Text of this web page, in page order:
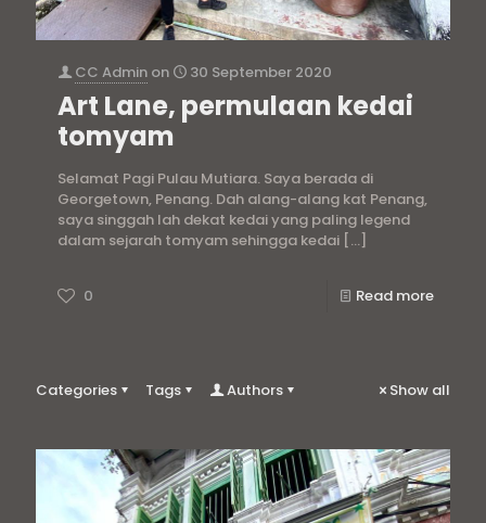
CC Admin on 30 September 2020
Art Lane, permulaan kedai
tomyam
Selamat Pagi Pulau Mutiara. Saya berada di
Georgetown, Penang. Dah alang-alang kat Penang,
saya singgah lah dekat kedai yang paling legend
dalam sejarah tomyam sehingga kedai […]
0 Read more
Categories Tags Authors Show all